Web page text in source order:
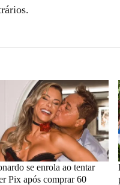
se enrola ao tentar
Pix após comprar 60